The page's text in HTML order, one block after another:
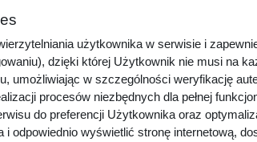
użytkownika w serwisie i
dzięki której Użytkownik nie musi na
umożliwiając w szczególności weryfikację
procesów niezbędnych dla pełnej
do preferencji Użytkownika oraz
odpowiednio wyświetlić stronę internetową,